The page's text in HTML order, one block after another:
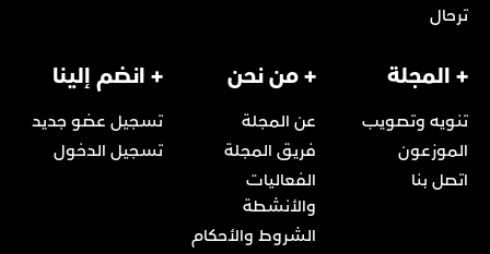
ترحال
+ المجلة
تنويه وتصويب
الموزعون
اتصل بنا
+ من نحن
عن المجلة
فريق المجلة
الفعاليات
والأنشطة
الشروط والأحكام
+ انضم إلينا
تسجيل عضو جديد
تسجيل الدخول